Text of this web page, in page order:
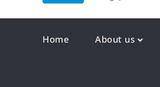
Home About us